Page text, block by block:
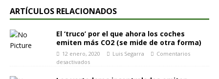
ARTÍCULOS RELACIONADOS
El ‘truco’ por el que ahora los coches
emiten más CO2 (se mide de otra forma)
12 enero, 2020 Luis Segarra
Comentarios
desactivados